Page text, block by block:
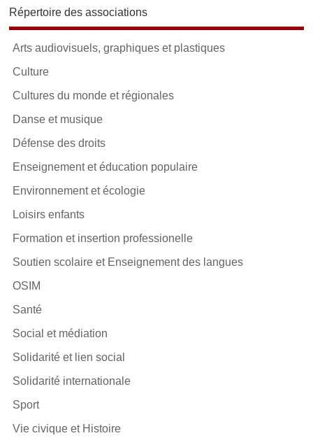
Répertoire des associations
Arts audiovisuels, graphiques et plastiques
Culture
Cultures du monde et régionales
Danse et musique
Défense des droits
Enseignement et éducation populaire
Environnement et écologie
Loisirs enfants
Formation et insertion professionelle
Soutien scolaire et Enseignement des langues
OSIM
Santé
Social et médiation
Solidarité et lien social
Solidarité internationale
Sport
Vie civique et Histoire